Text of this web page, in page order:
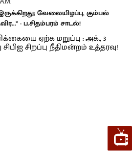
வேலையிழப்பு, கும்பல்
- ப.சிதம்பரம் சாடல்!